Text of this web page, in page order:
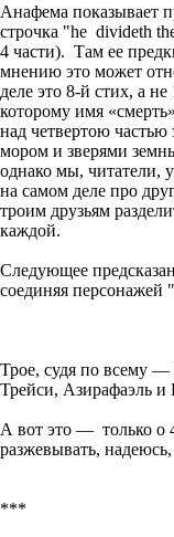
Анафема показывает
строчка "he divideth
4 части). Там ее
мнению это может
деле это 8-й стих, а
которому имя
над четвертою
мором и зверями
однако мы, читатели,
на самом деле про
троим друзьям
каждой.
Следующее
соединяя
Трое, судя по всему —
Трейси, Азирафаэль и
А вот это — только о
разжевывать,
***